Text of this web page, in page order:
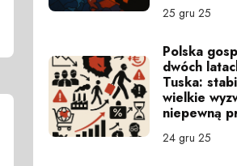
25 gru 25
Polska
dwóch
Tuska:
wielkie
niepewną
24 gru 25